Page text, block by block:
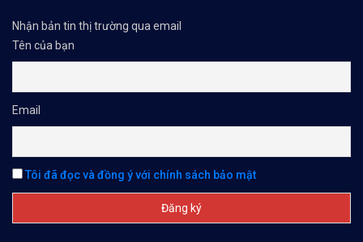
Nhận bản tin thị trường qua email
Tên của bạn
Email
Tôi đã đọc và đồng ý với chính sách bảo mật